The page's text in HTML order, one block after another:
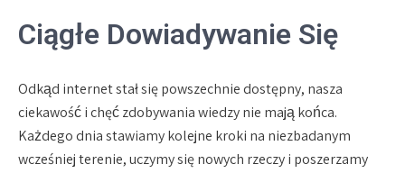
Ciągłe Dowiadywanie Się
Odkąd internet stał się powszechnie dostępny, nasza
ciekawość i chęć zdobywania wiedzy nie mają końca.
Każdego dnia stawiamy kolejne kroki na niezbadanym
wcześniej terenie, uczymy się nowych rzeczy i poszerzamy